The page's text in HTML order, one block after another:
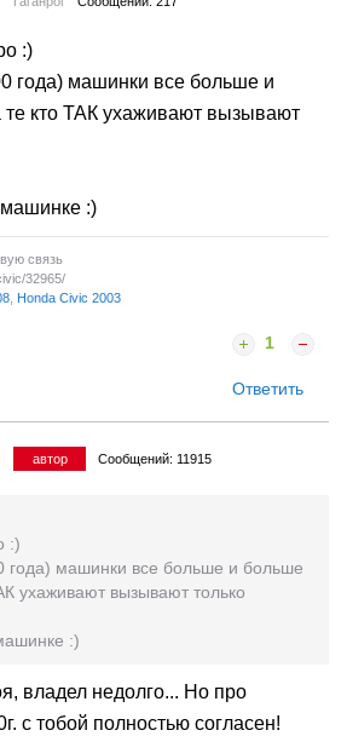
:)
года) машинки все больше и
те кто ТАК ухаживают вызывают
:)
связь
32965/
Honda Civic 2003
1
Ответить
автор Сообщений: 11915
:)
года) машинки все больше и больше
ухаживают вызывают только
:)
владел недолго... Но про
с тобой полностью согласен!